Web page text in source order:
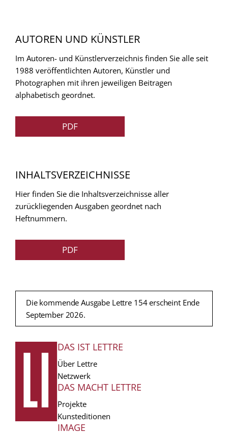
AUTOREN UND KÜNSTLER
Im Autoren- und Künstlerverzeichnis finden Sie alle seit
1988 veröffentlichten Autoren, Künstler und
Photographen mit ihren jeweiligen Beitragen
alphabetisch geordnet.
PDF
INHALTSVERZEICHNISSE
Hier finden Sie die Inhaltsverzeichnisse aller
zurückliegenden Ausgaben geordnet nach
Heftnummern.
PDF
Die kommende Ausgabe Lettre 154 erscheint Ende
September 2026.
FUSSZEILE
DAS IST LETTRE
Über Lettre
Netzwerk
DAS MACHT LETTRE
Projekte
Kunsteditionen
IMAGE